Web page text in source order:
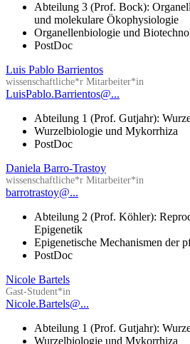
Abteilung 3 (Prof. Bock):
und molekulare Ökophysiologie
Organellenbiologie und
PostDoc
Luis Pablo Barrientos
wissenschaftliche*r Mitarbeiter*in
LuisPablo.Barrientos@...
Abteilung 1 (Prof. Gutjahr):
Wurzelbiologie und Mykorrhiza
PostDoc
Daniela Barro-Trastoy
wissenschaftliche*r Mitarbeiter*in
barrotrastoy@...
Abteilung 2 (Prof. Köhler):
Epigenetik
Epigenetische Mechanismen der
PostDoc
Nicole Bartels
Gast-Student*in
Nicole.Bartels@...
Abteilung 1 (Prof. Gutjahr):
Wurzelbiologie und Mykorrhiza